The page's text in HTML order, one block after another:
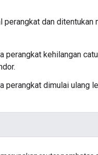
dan ditentukan
perangkat kehilangan
dimulai ulang